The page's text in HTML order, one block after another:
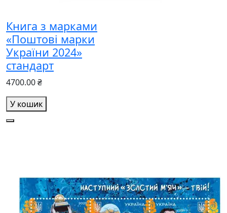
Книга з марками
«Поштові марки
України 2024»
стандарт
4700.00 ₴
У кошик